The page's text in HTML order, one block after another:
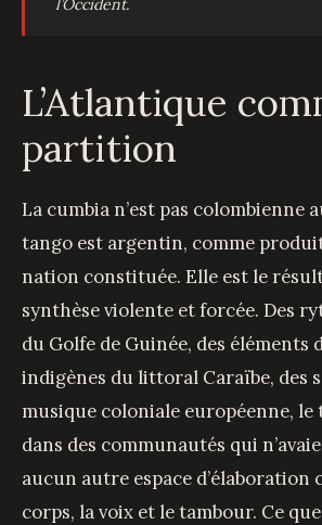
l’Occident.
L’Atlantique
partition
La cumbia n’est pas colombienne
tango est argentin, comme
nation constituée. Elle est le
synthèse violente et forcée. Des
du Golfe de Guinée, des éléments
indigènes du littoral Caraïbe, des
musique coloniale européenne,
dans des communautés qui
aucun autre espace
corps, la voix et le tambour. Ce